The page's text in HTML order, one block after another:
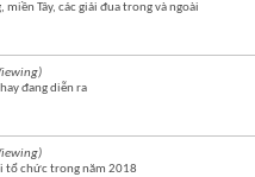
Tây, các giải đua trong và ngoài
đang diễn ra
tổ chức trong năm 2018